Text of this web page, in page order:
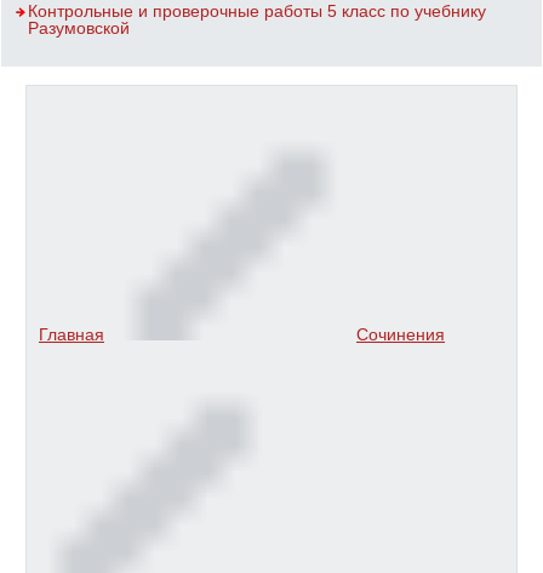
Контрольные и проверочные работы 5 класс по учебнику
Разумовской
Главная Сочинения